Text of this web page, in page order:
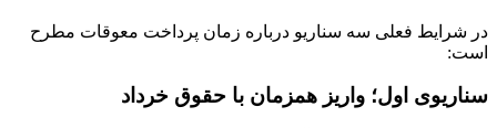
در شرایط فعلی سه سناریو درباره زمان پرداخت معوقات مطرح
است:
سناریوی اول؛ واریز همزمان با حقوق خرداد